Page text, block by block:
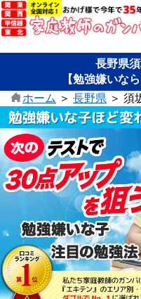
長野県
【勉強嫌いな
ホーム ＞ 長野県 ＞ 須